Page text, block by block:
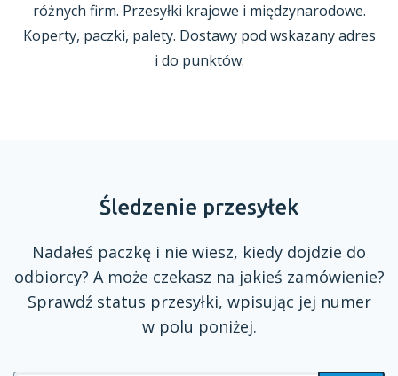
różnych firm. Przesyłki krajowe i międzynarodowe.
Koperty, paczki, palety. Dostawy pod wskazany adres
i do punktów.
Śledzenie przesyłek
Nadałeś paczkę i nie wiesz, kiedy dojdzie do
odbiorcy? A może czekasz na jakieś zamówienie?
Sprawdź status przesyłki, wpisując jej numer
w polu poniżej.